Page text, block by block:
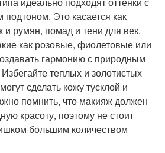
Это касается как
и румян, помад и тени для век.
как розовые, фиолетовые или
гармонию с природным
теплых и золотистых
сделать кожу тусклой и
помнить, что макияж должен
красоту, поэтому не стоит
большим количеством